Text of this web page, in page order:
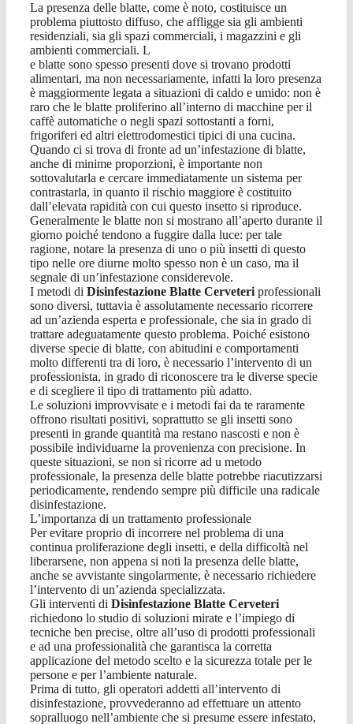
La presenza delle blatte, come è noto, costituisce un
problema piuttosto diffuso, che affligge sia gli ambienti
residenziali, sia gli spazi commerciali, i magazzini e gli
ambienti commerciali. L
e blatte sono spesso presenti dove si trovano prodotti
alimentari, ma non necessariamente, infatti la loro presenza
è maggiormente legata a situazioni di caldo e umido: non è
raro che le blatte proliferino all’interno di macchine per il
caffè automatiche o negli spazi sottostanti a forni,
frigoriferi ed altri elettrodomestici tipici di una cucina.
Quando ci si trova di fronte ad un’infestazione di blatte,
anche di minime proporzioni, è importante non
sottovalutarla e cercare immediatamente un sistema per
contrastarla, in quanto il rischio maggiore è costituito
dall’elevata rapidità con cui questo insetto si riproduce.
Generalmente le blatte non si mostrano all’aperto durante il
giorno poiché tendono a fuggire dalla luce: per tale
ragione, notare la presenza di uno o più insetti di questo
tipo nelle ore diurne molto spesso non è un caso, ma il
segnale di un’infestazione considerevole.
I metodi di Disinfestazione Blatte Cerveteri professionali
sono diversi, tuttavia è assolutamente necessario ricorrere
ad un’azienda esperta e professionale, che sia in grado di
trattare adeguatamente questo problema. Poiché esistono
diverse specie di blatte, con abitudini e comportamenti
molto differenti tra di loro, è necessario l’intervento di un
professionista, in grado di riconoscere tra le diverse specie
e di scegliere il tipo di trattamento più adatto.
Le soluzioni improvvisate e i metodi fai da te raramente
offrono risultati positivi, soprattutto se gli insetti sono
presenti in grande quantità ma restano nascosti e non è
possibile individuarne la provenienza con precisione. In
queste situazioni, se non si ricorre ad u metodo
professionale, la presenza delle blatte potrebbe riacutizzarsi
periodicamente, rendendo sempre più difficile una radicale
disinfestazione.
L’importanza di un trattamento professionale
Per evitare proprio di incorrere nel problema di una
continua proliferazione degli insetti, e della difficoltà nel
liberarsene, non appena si noti la presenza delle blatte,
anche se avvistante singolarmente, è necessario richiedere
l’intervento di un’azienda specializzata.
Gli interventi di Disinfestazione Blatte Cerveteri
richiedono lo studio di soluzioni mirate e l’impiego di
tecniche ben precise, oltre all’uso di prodotti professionali
e ad una professionalità che garantisca la corretta
applicazione del metodo scelto e la sicurezza totale per le
persone e per l’ambiente naturale.
Prima di tutto, gli operatori addetti all’intervento di
disinfestazione, provvederanno ad effettuare un attento
sopralluogo nell’ambiente che si presume essere infestato,